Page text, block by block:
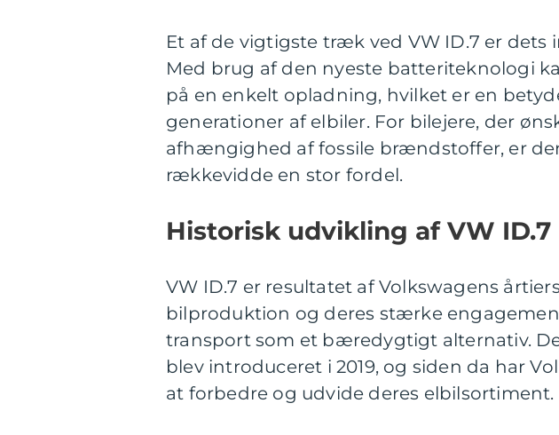
Et af de vigtigste træk ved VW ID.7 er
Med brug af den nyeste batteriteknologi
på en enkelt opladning, hvilket er en
generationer af elbiler. For bilejere, der
afhængighed af fossile brændstoffer, er
rækkevidde en stor fordel.
Historisk udvikling af VW ID.7
VW ID.7 er resultatet af Volkswagens
bilproduktion og deres stærke
transport som et bæredygtigt alternativ.
blev introduceret i 2019, og siden da har
at forbedre og udvide deres elbilsortiment.